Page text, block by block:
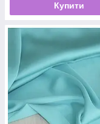
Купити